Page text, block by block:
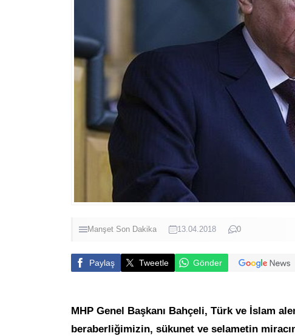
Manşet Son Dakika 13.04.2018 0
Paylaş Tweetle Gönder
MHP Genel Başkanı Bahçeli, Türk ve İslam
beraberliğimizin, sükunet ve selametin